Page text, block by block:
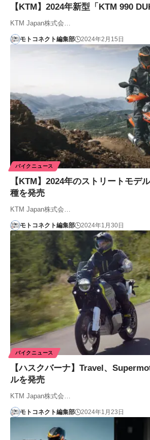
【KTM】2024年新型「KTM 990
KTM Japan株式会…
モトコネクト編集部 2024年2月15日
バイクニュース
【KTM】2024年のストリートモデ
種を発売
KTM Japan株式会…
モトコネクト編集部 2024年1月30日
バイクニュース
【ハスクバーナ】Travel、
ルを発売
KTM Japan株式会…
モトコネクト編集部 2024年1月23日